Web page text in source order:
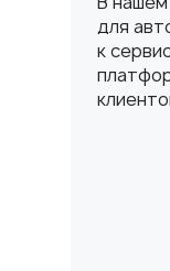
для
к